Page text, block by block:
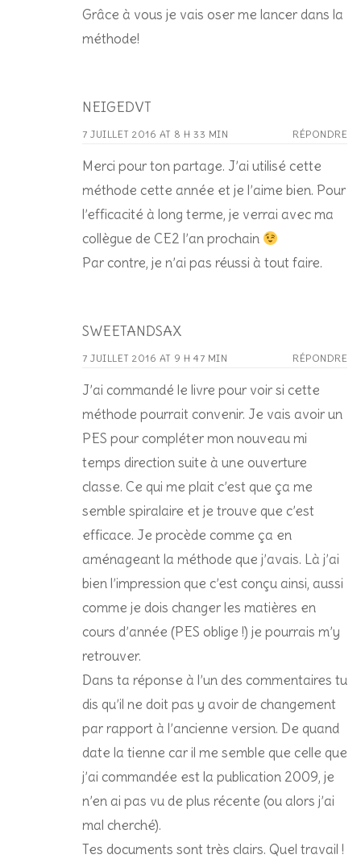
Grâce à vous je vais oser me lancer dans la
méthode!
NEIGEDVT
7 JUILLET 2016 AT 8 H 33 MIN RÉPONDRE
Merci pour ton partage. J’ai utilisé cette
méthode cette année et je l’aime bien. Pour
l’efficacité à long terme, je verrai avec ma
collègue de CE2 l’an prochain
Par contre, je n’ai pas réussi à tout faire.
SWEETANDSAX
7 JUILLET 2016 AT 9 H 47 MIN RÉPONDRE
J’ai commandé le livre pour voir si cette
méthode pourrait convenir. Je vais avoir un
PES pour compléter mon nouveau mi
temps direction suite à une ouverture
classe. Ce qui me plait c’est que ça me
semble spiralaire et je trouve que c’est
efficace. Je procède comme ça en
aménageant la méthode que j’avais. Là j’ai
bien l’impression que c’est conçu ainsi, aussi
comme je dois changer les matières en
cours d’année (PES oblige !) je pourrais m’y
retrouver.
Dans ta réponse à l’un des commentaires tu
dis qu’il ne doit pas y avoir de changement
par rapport à l’ancienne version. De quand
date la tienne car il me semble que celle que
j’ai commandée est la publication 2009, je
n’en ai pas vu de plus récente (ou alors j’ai
mal cherché).
Tes documents sont très clairs. Quel travail !